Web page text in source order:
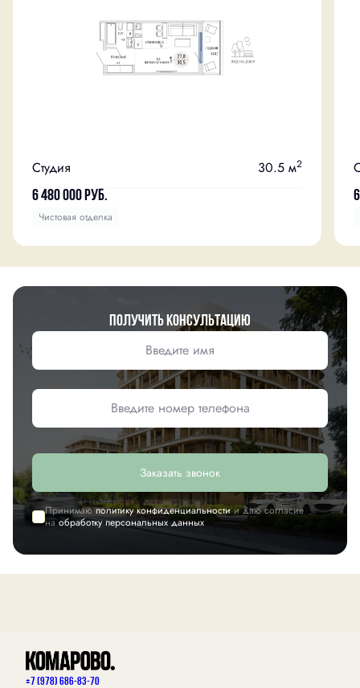
Студия 30.5 м2
6 480 000руб.
Чистовая отделка
Получить консультацию
Заказать звонок
Принимаюполитику конфиденциальностии даю согласие
наобработку персональных данных
+7 (978) 686-83-70